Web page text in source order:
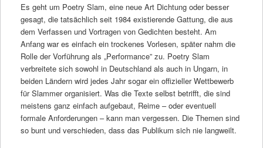
Es geht um Poetry Slam, eine neue Art Dichtung oder besser
gesagt, die tatsächlich seit 1984 existierende Gattung, die aus
dem Verfassen und Vortragen von Gedichten besteht. Am
Anfang war es einfach ein trockenes Vorlesen, später nahm die
Rolle der Vorführung als „Performance” zu. Poetry Slam
verbreitete sich sowohl in Deutschland als auch in Ungarn, in
beiden Ländern wird jedes Jahr sogar ein offizieller Wettbewerb
für Slammer organisiert. Was die Texte selbst betrifft, die sind
meistens ganz einfach aufgebaut, Reime – oder eventuell
formale Anforderungen – kann man vergessen. Die Themen sind
so bunt und verschieden, dass das Publikum sich nie langweilt.